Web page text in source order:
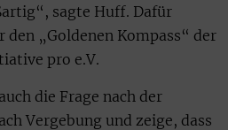
sagte Huff. Dafür
den „Goldenen Kompass“ der
pro e.V.
die Frage nach der
Vergebung und zeige, dass